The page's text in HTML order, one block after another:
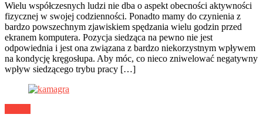
Wielu współczesnych ludzi nie dba o aspekt obecności aktywności
fizycznej w swojej codzienności. Ponadto mamy do czynienia z
bardzo powszechnym zjawiskiem spędzania wielu godzin przed
ekranem komputera. Pozycja siedząca na pewno nie jest
odpowiednia i jest ona związana z bardzo niekorzystnym wpływem
na kondycję kręgosłupa. Aby móc, co nieco zniwelować negatywny
wpływ siedzącego trybu pracy […]